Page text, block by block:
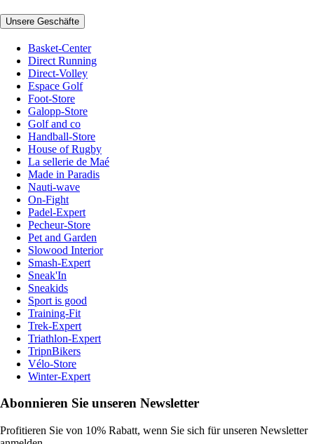
Unsere Geschäfte
Basket-Center
Direct Running
Direct-Volley
Espace Golf
Foot-Store
Galopp-Store
Golf and co
Handball-Store
House of Rugby
La sellerie de Maé
Made in Paradis
Nauti-wave
On-Fight
Padel-Expert
Pecheur-Store
Pet and Garden
Slowood Interior
Smash-Expert
Sneak'In
Sneakids
Sport is good
Training-Fit
Trek-Expert
Triathlon-Expert
TripnBikers
Vélo-Store
Winter-Expert
Abonnieren Sie unseren Newsletter
Profitieren Sie von 10% Rabatt, wenn Sie sich für unseren Newsletter